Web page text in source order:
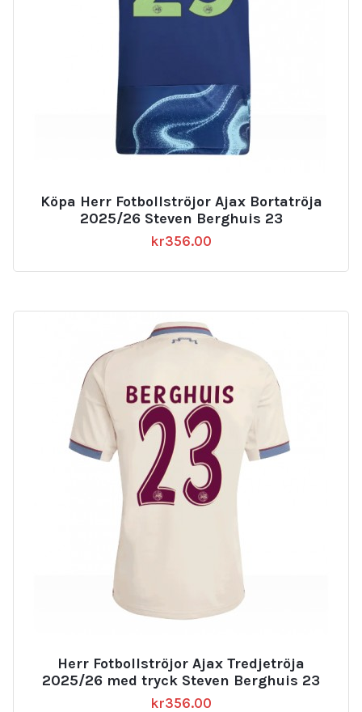
Köpa Herr Fotbollströjor Ajax Bortatröja
2025/26 Steven Berghuis 23
kr356.00
Herr Fotbollströjor Ajax Tredjetröja
2025/26 med tryck Steven Berghuis 23
kr356.00